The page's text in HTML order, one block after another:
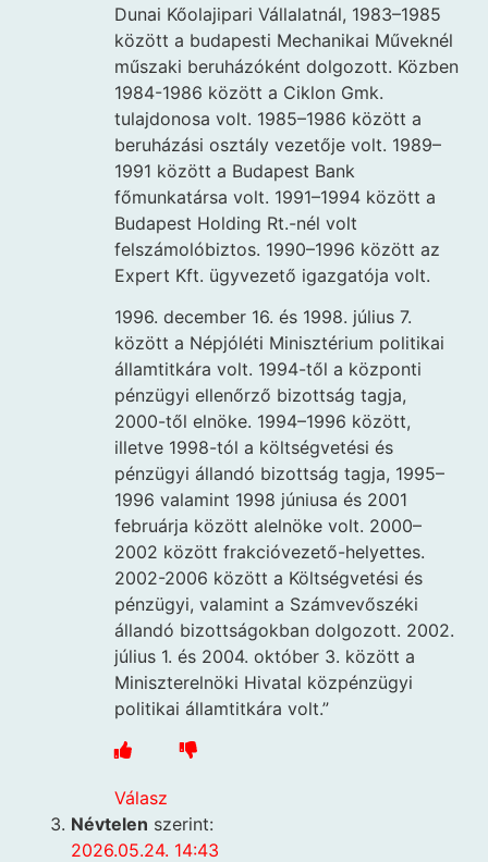
Dunai Kőolajipari Vállalatnál, 1983–1985
között a budapesti Mechanikai Műveknél
műszaki beruházóként dolgozott. Közben
1984-1986 között a Ciklon Gmk.
tulajdonosa volt. 1985–1986 között a
beruházási osztály vezetője volt. 1989–
1991 között a Budapest Bank
főmunkatársa volt. 1991–1994 között a
Budapest Holding Rt.-nél volt
felszámolóbiztos. 1990–1996 között az
Expert Kft. ügyvezető igazgatója volt.
1996. december 16. és 1998. július 7.
között a Népjóléti Minisztérium politikai
államtitkára volt. 1994-től a központi
pénzügyi ellenőrző bizottság tagja,
2000-től elnöke. 1994–1996 között,
illetve 1998-tól a költségvetési és
pénzügyi állandó bizottság tagja, 1995–
1996 valamint 1998 júniusa és 2001
februárja között alelnöke volt. 2000–
2002 között frakcióvezető-helyettes.
2002-2006 között a Költségvetési és
pénzügyi, valamint a Számvevőszéki
állandó bizottságokban dolgozott. 2002.
július 1. és 2004. október 3. között a
Miniszterelnöki Hivatal közpénzügyi
politikai államtitkára volt.”
Válasz
Névtelen szerint:
2026.05.24. 14:43